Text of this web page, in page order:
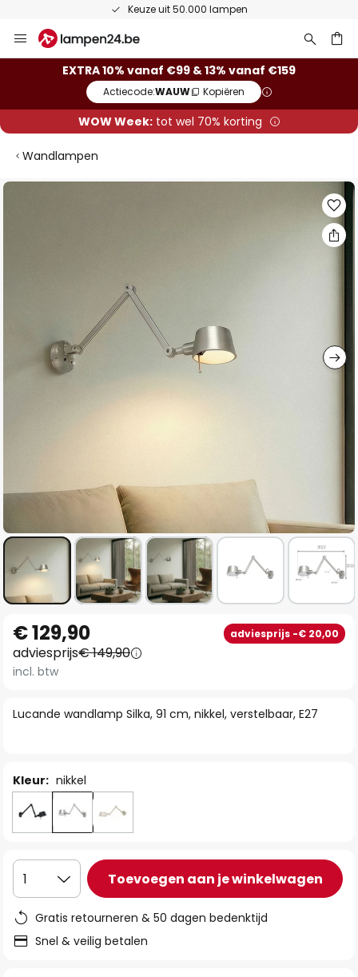
Keuze uit 50.000 lampen
naar
EXTRA 10% vanaf €99 & 13% vanaf €159
Actiecode:WAUW Kopiëren
WOW Week:tot wel 70% korting
Wandlampen
Ga
naar
het
begin
de
Lucande wandlamp Silka, 91 cm, nikkel, verstelbaar, E27
€ 129,90 adviesprijs -€ 20,00
adviesprijs€ 149,90
incl. btw
Kleur: nikkel
1 Toevoegen aan je winkelwagen
Gratis retourneren & 50 dagen bedenktijd
Snel & veilig betalen